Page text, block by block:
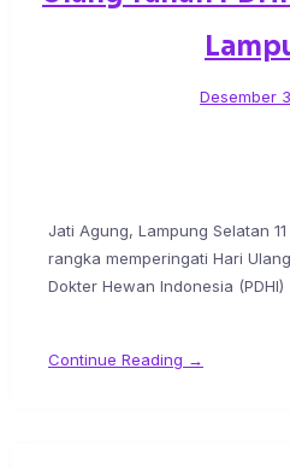
Desember
Jati Agung, Lampung Selatan
rangka memperingati Hari
Dokter Hewan Indonesia (PDHI)
Continue Reading →